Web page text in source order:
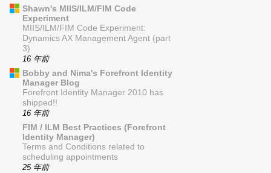
Shawn's MIIS/ILM/FIM Code
Experiment
MIIS/ILM/FIM Code Experiment:
Dynamics AX Management Agent (part
3)
16 年前
Bobby and Nima's Forefront Identity
Manager Blog
Forefront Identity Manager 2010 has
shipped!!
16 年前
FIM / ILM Best Practices (Forefront
Identity Manager)
Terms and Conditions related to
scheduling appointments
25 年前